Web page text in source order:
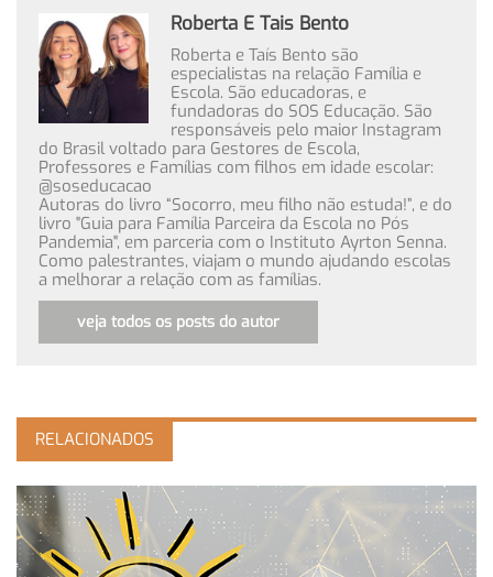
Roberta E Tais Bento
Roberta e Taís Bento são
especialistas na relação Família e
Escola. São educadoras, e
fundadoras do SOS Educação. São
responsáveis pelo maior Instagram
do Brasil voltado para Gestores de Escola,
Professores e Famílias com filhos em idade escolar:
@soseducacao
Autoras do livro “Socorro, meu filho não estuda!”, e do
livro "Guia para Família Parceira da Escola no Pós
Pandemia", em parceria com o Instituto Ayrton Senna.
Como palestrantes, viajam o mundo ajudando escolas
a melhorar a relação com as famílias.
veja todos os posts do autor
RELACIONADOS